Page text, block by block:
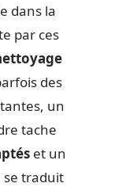
dans la
par ces
des
un
tache
et un
se traduit